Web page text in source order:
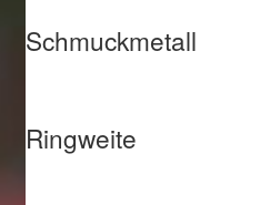
Schmuckmetall
Ringweite